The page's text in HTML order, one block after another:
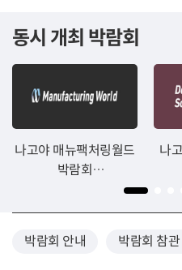
동시 개최 박람회
나고야 매뉴팩처링월드
박람회
MANUFACTURING
WORLD TOKYO 2026
나
박람회 안내 박람회 참